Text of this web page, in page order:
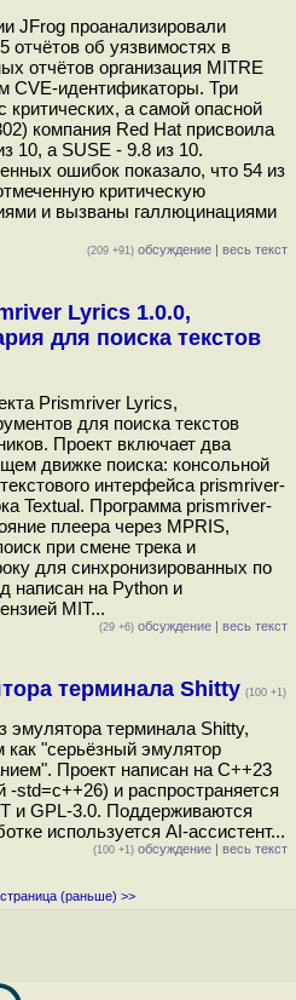
JFrog проанализировали
отчётов об уязвимостях в
отчётов организация MITRE
CVE-идентификаторы. Три
а самой опасной
компания Red Hat присвоила
10, а SUSE - 9.8 из 10.
ошибок показало, что 54 из
критическую
и вызваны галлюцинациями
(209 +91) обсуждение | весь текст
Lyrics 1.0.0,
для поиска текстов
Prismriver Lyrics,
для поиска текстов
Проект включает два
движке поиска: консольной
интерфейса prismriver-
Textual. Программа prismriver-
плеера через MPRIS,
при смене трека и
для синхронизированных по
написан на Python и
MIT...
(29 +6) обсуждение | весь текст
терминала Shitty (100 +1)
эмулятора терминала Shitty,
как "серьёзный эмулятор
Проект написан на C++23
std=c++26) и распространяется
и GPL-3.0. Поддерживаются
используется AI-ассистент...
(100 +1) обсуждение | весь текст
(раньше) >>